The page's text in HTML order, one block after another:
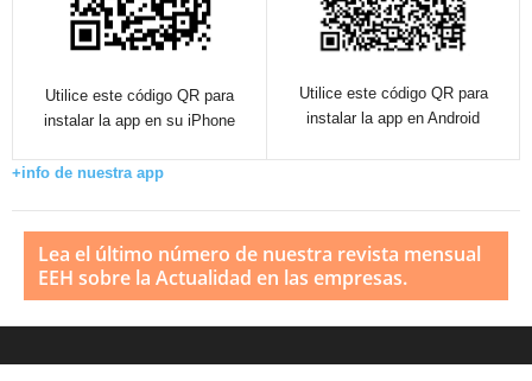
Utilice este código QR para
instalar la app en su iPhone
Utilice este código QR para
instalar la app en Android
+info de nuestra app
Lea el último número de nuestra revista mensual
EEH sobre la Actualidad en las empresas.